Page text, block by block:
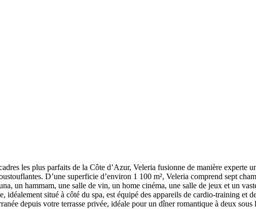
les plus parfaits de la Côte d’Azur, Veleria fusionne de manière experte
D’une superficie d’environ 1 100 m², Veleria comprend sept
un hammam, une salle de vin, un home cinéma, une salle de jeux et un
idéalement situé à côté du spa, est équipé des appareils de cardio-training
depuis votre terrasse privée, idéale pour un dîner romantique à deux sous